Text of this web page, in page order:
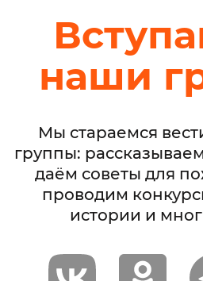
наши
Мы стараемся
группы:
даём советы для
проводим
истории и